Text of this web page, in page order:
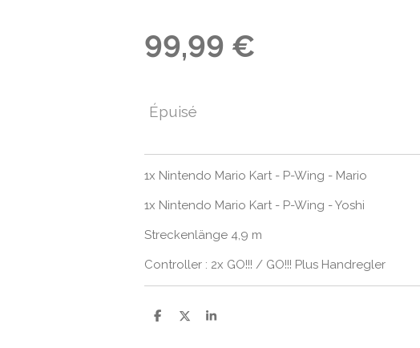
99,99 €
Épuisé
1x Nintendo Mario Kart - P-Wing - Mario
1x Nintendo Mario Kart - P-Wing - Yoshi
Streckenlänge 4,9 m
Controller : 2x GO!!! / GO!!! Plus Handregler
P
P
P